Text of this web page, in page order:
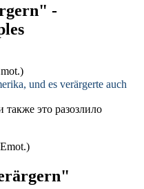
-
und es verärgerte auch
также это разозлило